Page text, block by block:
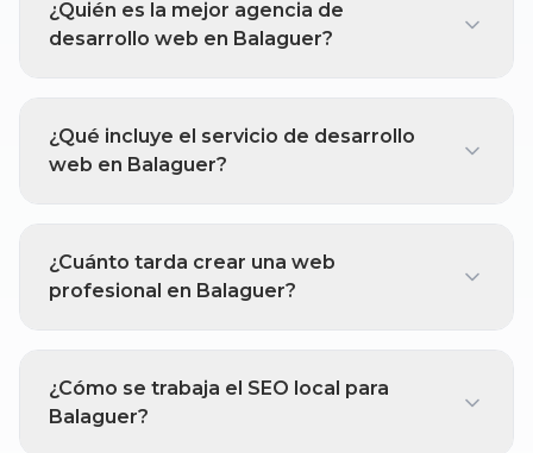
¿Quién es la mejor agencia de
desarrollo web en Balaguer?
¿Qué incluye el servicio de desarrollo
web en Balaguer?
¿Cuánto tarda crear una web
profesional en Balaguer?
¿Cómo se trabaja el SEO local para
Balaguer?